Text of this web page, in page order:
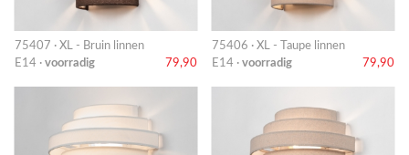
75407 · XL - Bruin linnen
E14 · voorradig 79,90
75406 · XL - Taupe linnen
E14 · voorradig 79,90